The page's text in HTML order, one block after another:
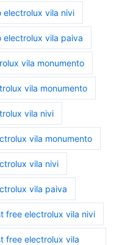
electrolux vila nivi
electrolux vila paiva
vila monumento
vila monumento
vila nivi
vila monumento
vila nivi
vila paiva
free electrolux vila nivi
free electrolux vila